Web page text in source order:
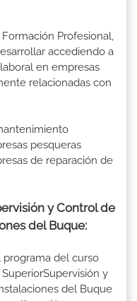
Profesional,
accediendo a
en empresas
relacionadas con
pesqueras
de reparación de
y Control de
del Buque:
programa del curso
y
del Buque